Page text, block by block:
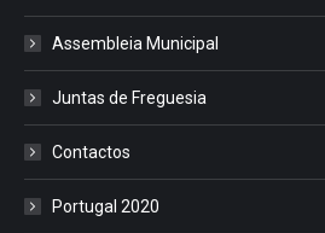
Assembleia Municipal
Juntas de Freguesia
Contactos
Portugal 2020